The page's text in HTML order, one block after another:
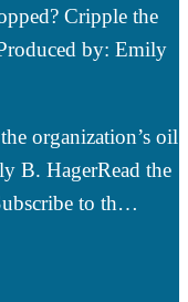
Cripple the
by: Emily
organization’s oil
B. HagerRead the
to th…